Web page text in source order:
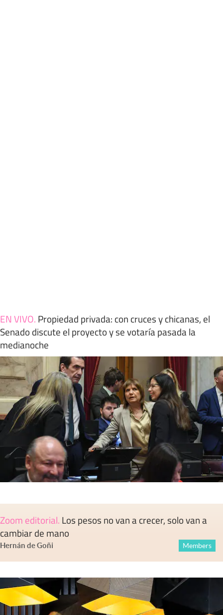
EN VIVO. Propiedad privada: con cruces y chicanas, el
Senado discute el proyecto y se votaría pasada la
medianoche
Zoom editorial. Los pesos no van a crecer, solo van a
cambiar de mano
Hernán de Goñi Members